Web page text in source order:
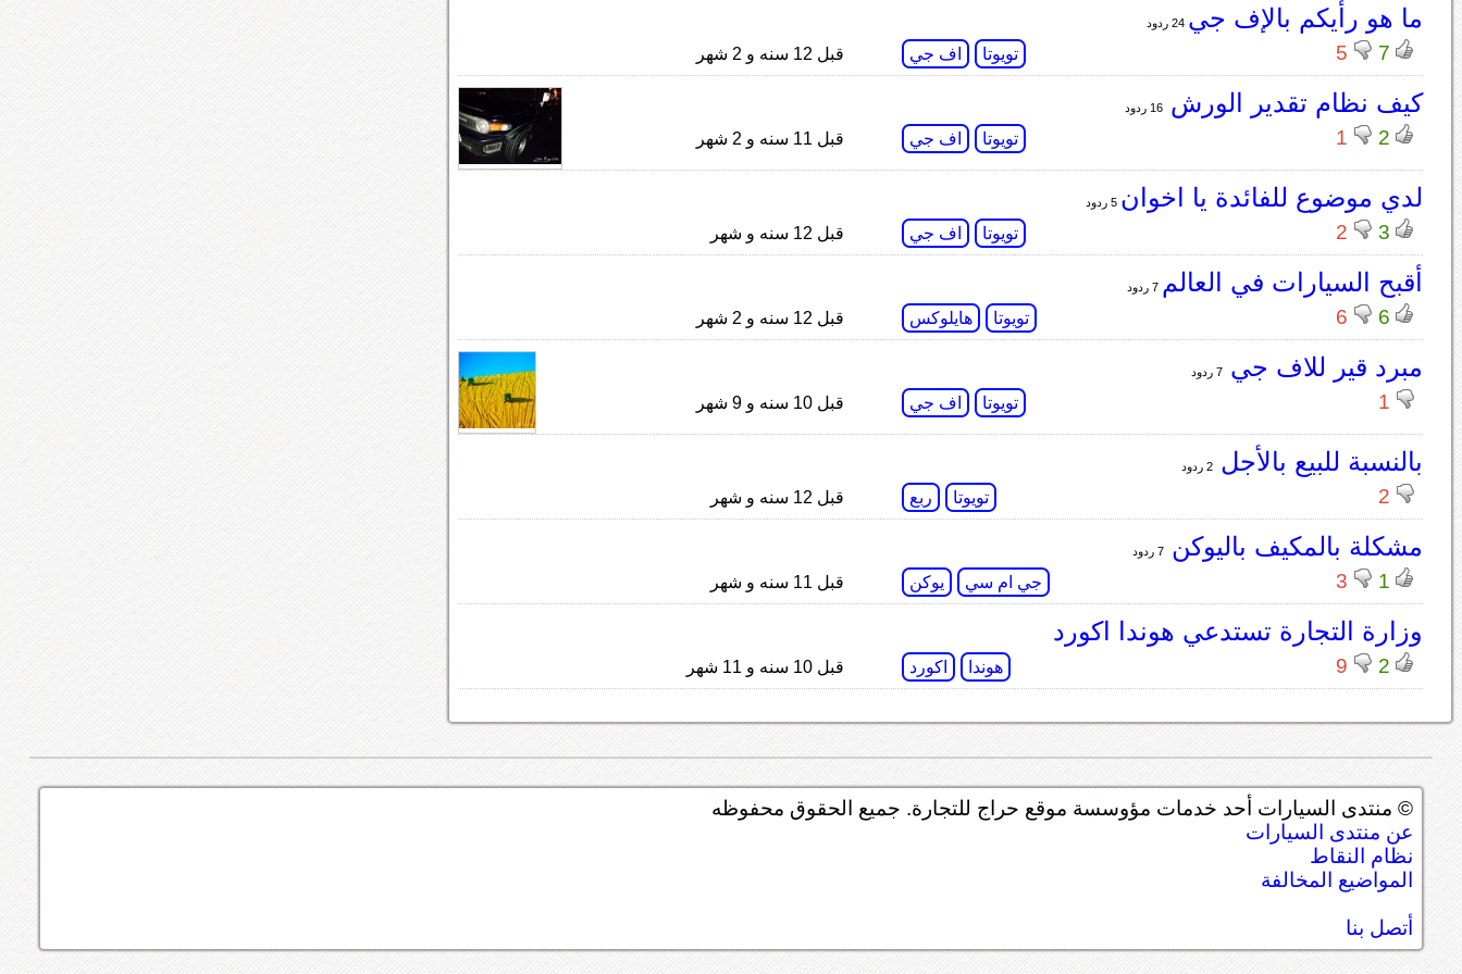
ما هو رأيكم بالإف جي 24 ردود
7
5 تويوتا اف جي قبل 12 سنه و 2 شهر
كيف نظام تقدير الورش16 ردود
2
1 تويوتا اف جي قبل 11 سنه و 2 شهر
لدي موضوع للفائدة يا اخوان 5 ردود
3
2 تويوتا اف جي قبل 12 سنه و شهر
أقبح السيارات في العالم 7 ردود
6
6 تويوتا هايلوكس قبل 12 سنه و 2 شهر
مبرد قير للاف جي7 ردود
1 تويوتا اف جي قبل 10 سنه و 9 شهر
بالنسبة للبيع بالأجل2 ردود
2 تويوتا ربع قبل 12 سنه و شهر
مشكلة بالمكيف باليوكن7 ردود
1
3 جي ام سي يوكن قبل 11 سنه و شهر
وزارة التجارة تستدعي هوندا اكورد
2
9 هوندا اكورد قبل 10 سنه و 11 شهر
© منتدى السيارات أحد خدمات مؤوسسة موقع حراج للتجارة. جميع الحقوق محفوظه
عن منتدى السيارات
نظام النقاط
المواضيع المخالفة
أتصل بنا